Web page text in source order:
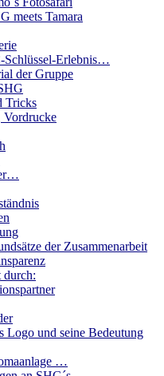
meets Tamara
Schlüssel-Erlebnis…
der Gruppe
Tricks
Vordrucke
der Zusammenarbeit
durch:
Logo und seine Bedeutung
…